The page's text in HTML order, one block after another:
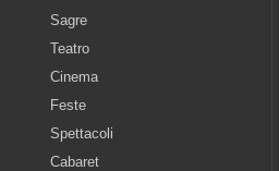
Sagre
Teatro
Cinema
Feste
Spettacoli
Cabaret